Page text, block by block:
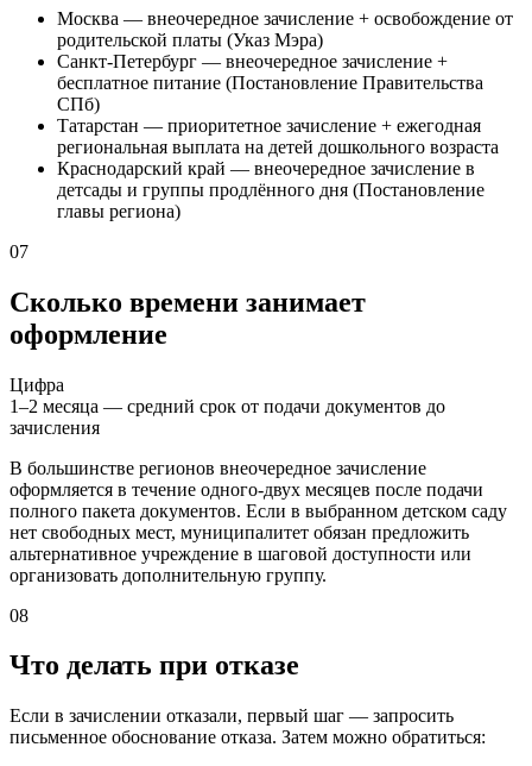
Москва — внеочередное зачисление + освобождение от
родительской платы (Указ Мэра)
Санкт-Петербург — внеочередное зачисление +
бесплатное питание (Постановление Правительства
СПб)
Татарстан — приоритетное зачисление + ежегодная
региональная выплата на детей дошкольного возраста
Краснодарский край — внеочередное зачисление в
детсады и группы продлённого дня (Постановление
главы региона)
07
Сколько времени занимает
оформление
Цифра
1–2 месяца — средний срок от подачи документов до
зачисления
В большинстве регионов внеочередное зачисление
оформляется в течение одного-двух месяцев после подачи
полного пакета документов. Если в выбранном детском саду
нет свободных мест, муниципалитет обязан предложить
альтернативное учреждение в шаговой доступности или
организовать дополнительную группу.
08
Что делать при отказе
Если в зачислении отказали, первый шаг — запросить
письменное обоснование отказа. Затем можно обратиться: